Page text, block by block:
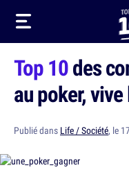
Top 10des
au poker,
Publié dans Life / Société, le